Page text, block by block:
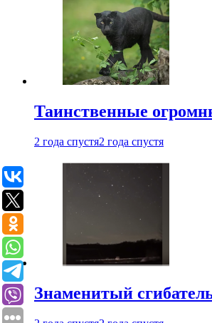
Таинственные
2 года спустя2 года спустя
Знаменитый